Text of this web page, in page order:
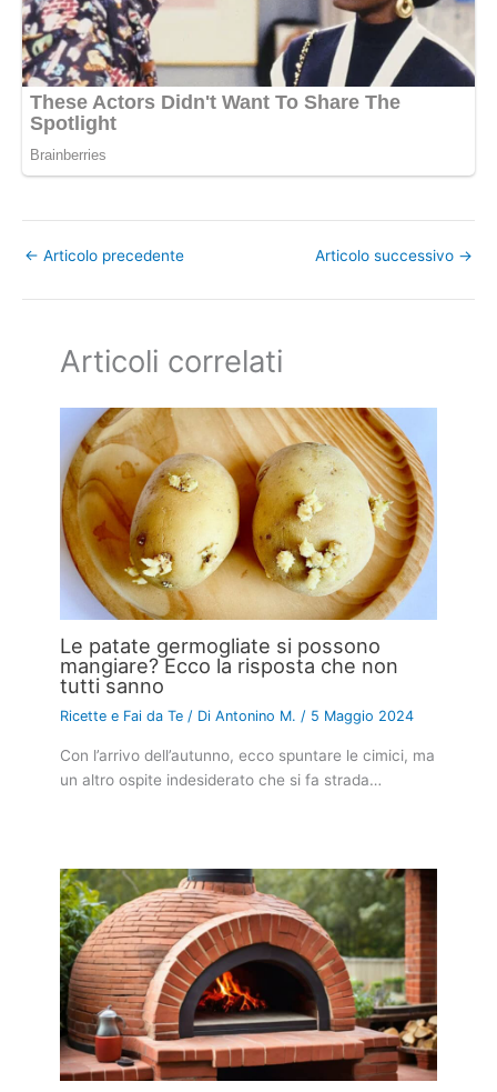
← Articolo precedente Articolo successivo →
Articoli correlati
Le patate germogliate si possono
mangiare? Ecco la risposta che non
tutti sanno
Ricette e Fai da Te / DiAntonino M./ 5 Maggio 2024
Con l’arrivo dell’autunno, ecco spuntare le cimici, ma
un altro ospite indesiderato che si fa strada…